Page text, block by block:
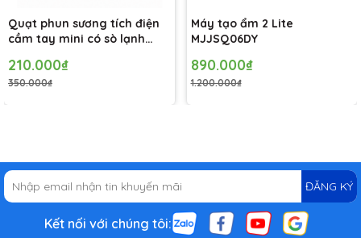
Quạt phun sương tích điện
cầm tay mini có sò lạnh
1 tháng
210.000₫
350.000₫
Máy tạo ẩm 2 Lite
MJJSQ06DY
890.000₫
1.200.000₫
ĐĂNG KÝ
Kết nối với chúng tôi: